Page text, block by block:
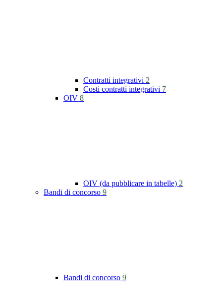
Contratti integrativi 2
Costi contratti integrativi 7
OIV 8
OIV (da pubblicare in tabelle) 2
Bandi di concorso 9
Bandi di concorso 9